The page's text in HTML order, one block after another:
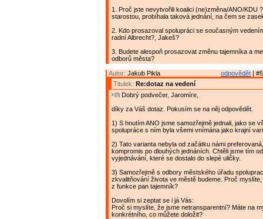
1. Proč jste nevytvořili koalici (ne)změna/ANO/KDU
starostou, probíhala taková jednání, na čem se
2. Kdo prosazoval spolupráci se současným
radní Albrecht?, Jakeš?
3. Budete alespoň prosazovat změnu tajemníka a
odborů města?
odpovědět |
Autor: Jakub Pikla
Titulek: Re:dotaz na vedení
Dobrý podvečer, Jaromíre,
díky za Váš dotaz. Pokusím se na něj odpovědět.
1) S hnutím ANO jsme samozřejmě jednali, jako se
spolupráce s ním byla všemi vnímána jako krajní
2) Tato varianta nebyla od začátku námi
kompromis po dlouhých jednáních. Chtěli jsme tím
vyjednávání, které se dostalo do slepé uličky.
3) Samozřejmě s odbory městského úřadu
zkvalitňování života ve městě budeme. Proč
z funkce pan tajemník?
Dovolím si zeptat se i já Vás:
Proč si myslíte, že jsme netransparentní? Máte na
konkrétního, co můžete doložit?